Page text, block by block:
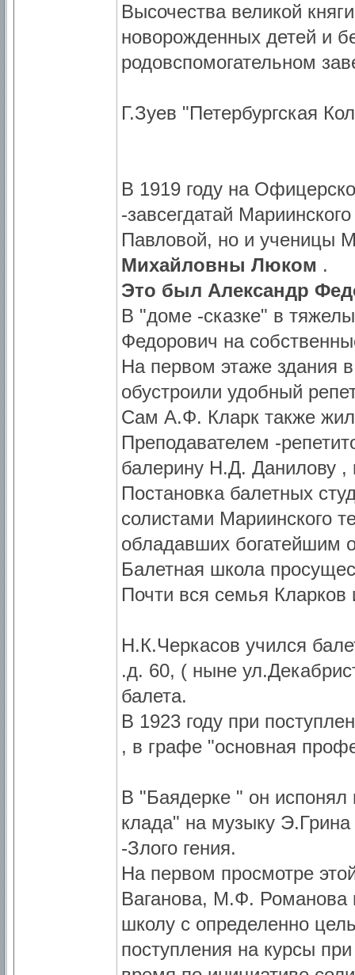
Высочества великой
новорожденных детей и
родовспомогательном
Г.Зуев "Петербургская
В 1919 году на
-завсегдатай
Павловой, но и ученицы
Михайловны Люком .
Это был Александр
В "доме -сказке" в
Федорович на
На первом этаже здания
обустроили удобный
Сам А.Ф. Кларк также
Преподавателем -
балерину Н.Д. Данилову ,
Постановка балетных
солистами Мариинского
обладавших богатейшим
Балетная школа
Почти вся семья Кларков
Н.К.Черкасов учился
.д. 60, ( ныне
балета.
В 1923 году при
, в графе "основная
В "Баядерке " он
клада" на музыку
-Злого гения.
На первом просмотре
Ваганова, М.Ф.
школу с определенно
поступления на курсы